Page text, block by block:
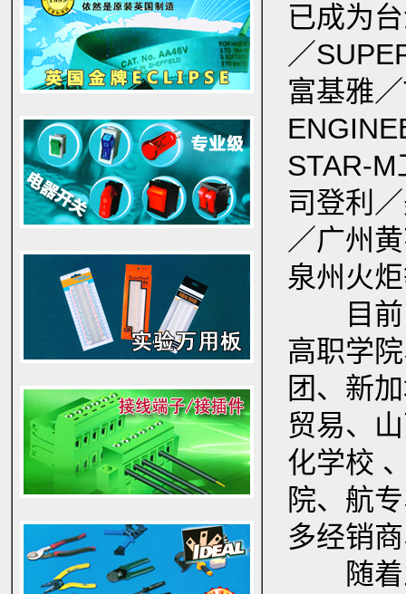
已成为
／
富基雅
STAR-
司登利
／广州
泉州火
目前已
高职学
团、新
贸易、
化学校
院、航
多经销
随